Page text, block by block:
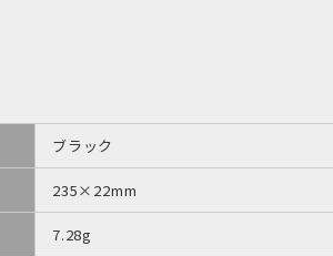
ブラック
235×22mm
7.28g